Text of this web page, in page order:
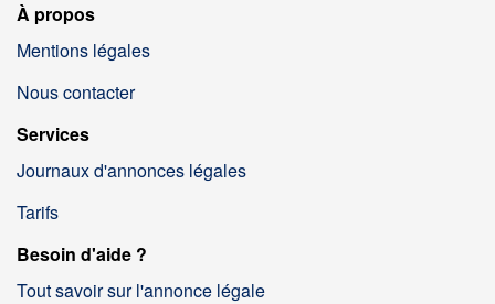
À propos
Mentions légales
Nous contacter
Services
Journaux d'annonces légales
Tarifs
Besoin d'aide ?
Tout savoir sur l'annonce légale